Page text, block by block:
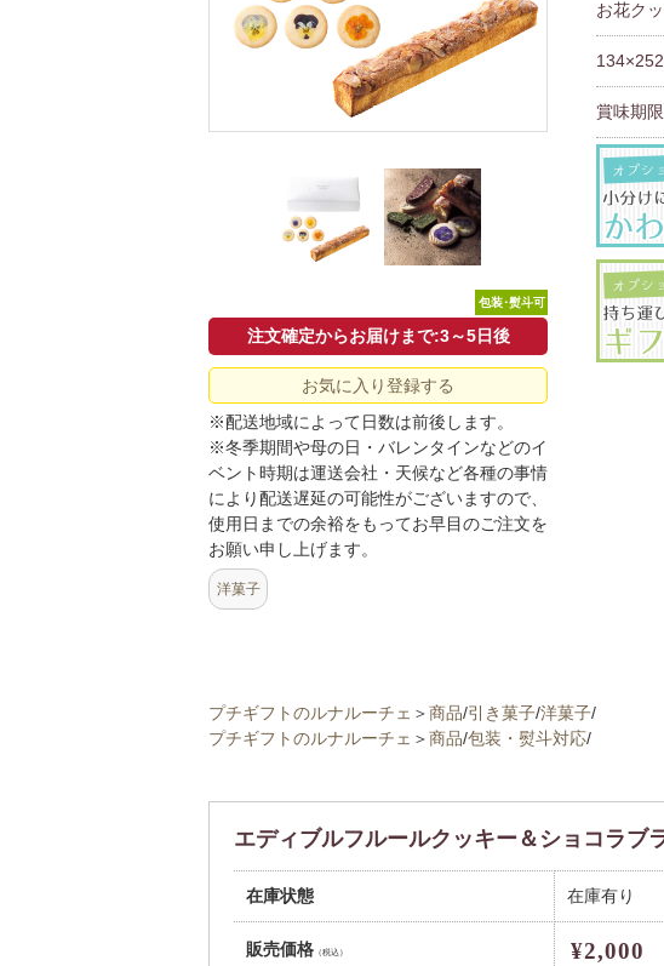
包装･熨斗可
注文確定からお届けまで:3～5日後
お気に入り登録する
※配送地域によって日数は前後します。
※冬季期間や母の日・バレンタインなどのイ
ベント時期は運送会社・天候など各種の事情
により配送遅延の可能性がございますので、
使用日までの余裕をもってお早目のご注文を
お願い申し上げます。
洋菓子
お花ク
賞味期
プチギフトのルナルーチェ ＞商品/引き菓子/洋菓子/
プチギフトのルナルーチェ ＞商品/包装・熨斗対応/
エディブルフルールクッキー＆ショコラブ
在庫状態 在庫有り
販売価格（税込） ¥2,000